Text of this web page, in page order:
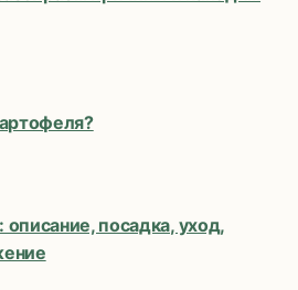
посадка, уход,